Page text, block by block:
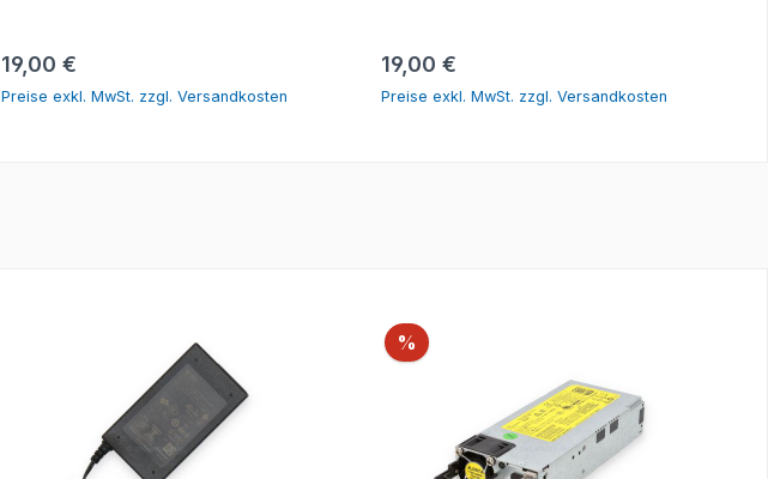
Regulärer Preis:
19,00 €
Preise exkl. MwSt. zzgl. Versandkosten
Regulärer Preis:
19,00 €
Preise exkl. MwSt. zzgl. Versandkosten
% Rabatt